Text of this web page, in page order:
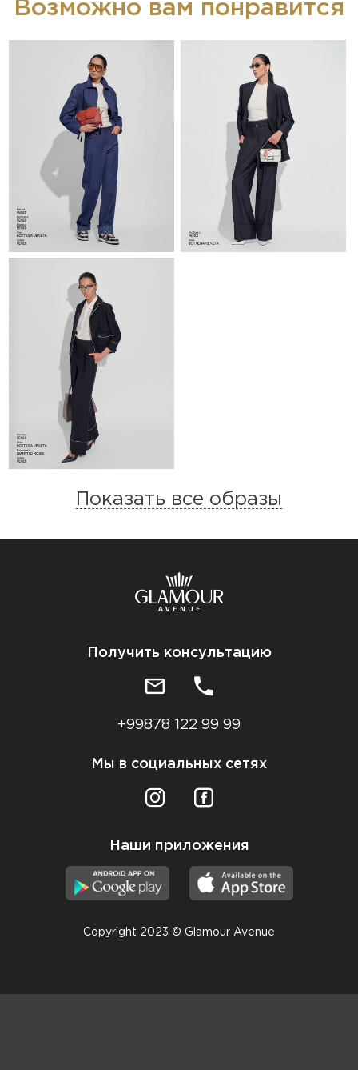
Возможно вам понравится
Показать все образы
Получить консультацию
+99878 122 99 99
Мы в социальных сетях
Наши приложения
Copyright 2023 © Glamour Avenue